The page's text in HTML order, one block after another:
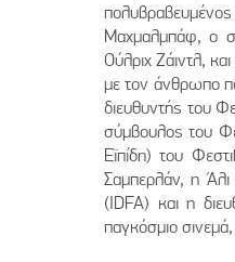
Μαχμαλμπάφ, ο
Ούλριχ Ζάιντλ,
με τον άνθρωπο
διευθυντής του
σύμβουλος του
Εϊπίδη) του
Σαμπερλάν, η Άλι
(IDFA) και η
παγκόσμιο